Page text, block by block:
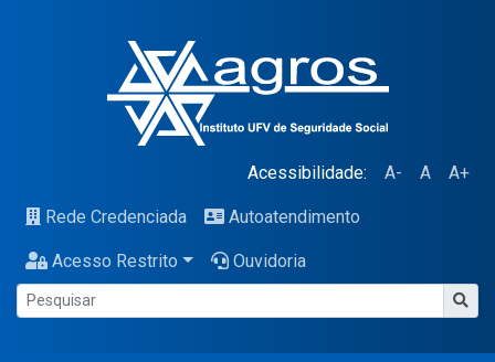
Acessibilidade: A- A A+
Rede Credenciada Autoatendimento
Acesso Restrito Ouvidoria